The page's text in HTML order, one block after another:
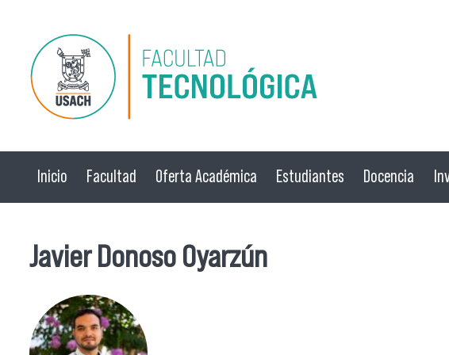
Pasar al contenido principal
Inicio Facultad Oferta Académica Estudiantes Docencia
Javier Donoso Oyarzún